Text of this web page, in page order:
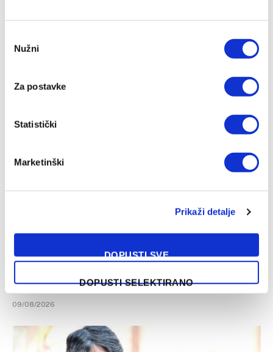
Selection
Nužni
Za postavke
Statistički
Marketinški
Prikaži detalje
DOPUSTI SVE
DOPUSTI SELEKTIRANO
redove bivšeg prvaka Engleske
09/08/2026